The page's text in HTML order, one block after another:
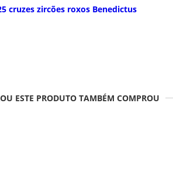
cruzes zircões roxos Benedictus
ESTE PRODUTO TAMBÉM COMPROU